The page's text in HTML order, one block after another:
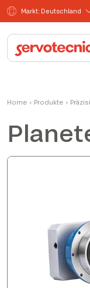
Markt: Deutschland
Home › Produkte ›